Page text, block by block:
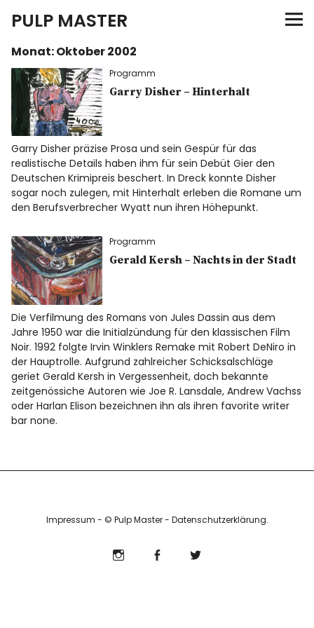
PULP MASTER
Programm
Verlag
Merch
News
InstagramFacebook
Twitter
Info
Monat:Oktober 2002
Programm
Garry Disher – Hinterhalt
Garry Disher präzise Prosa und sein Gespür für das
realistische Details haben ihm für sein Debüt Gier den
Deutschen Krimipreis beschert. In Dreck konnte Disher
sogar noch zulegen, mit Hinterhalt erleben die Romane um
den Berufsverbrecher Wyatt nun ihren Höhepunkt.
Programm
Gerald Kersh – Nachts in der Stadt
Die Verfilmung des Romans von Jules Dassin aus dem
Jahre 1950 war die Initialzündung für den klassischen Film
Noir. 1992 folgte Irvin Winklers Remake mit Robert DeNiro in
der Hauptrolle. Aufgrund zahlreicher Schicksalschläge
geriet Gerald Kersh in Vergessenheit, doch bekannte
zeitgenössiche Autoren wie Joe R. Lansdale, Andrew Vachss
oder Harlan Elison bezeichnen ihn als ihren favorite writer
bar none.
Impressum - © Pulp Master - Datenschutzerklärung